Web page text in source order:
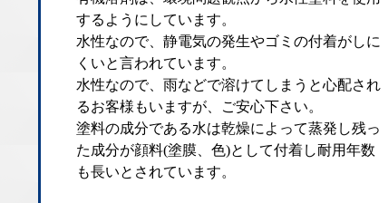
するようにしています。
水性なので、静電気の発生やゴミの付着がしに
くいと言われています。
水性なので、雨などで溶けてしまうと心配され
るお客様もいますが、ご安心下さい。
塗料の成分である水は乾燥によって蒸発し残っ
た成分が顔料(塗膜、色)として付着し耐用年数
も長いとされています。